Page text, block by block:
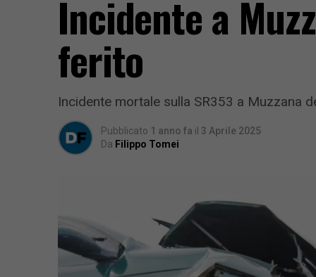
Incidente a
ferito
Incidente mortale sulla SR353 a Muzzana
Pubblicato 1 anno fa il 3 Aprile 2025
Da Filippo Tomei